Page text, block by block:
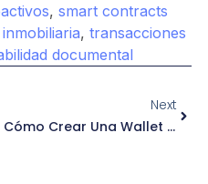
, smart contracts
, transacciones
documental
Next
Cómo Crear Una Wallet O Billetera En Metamask En 2026